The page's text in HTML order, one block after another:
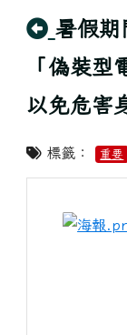
回上頁
暑假期
「偽裝型
以免危害
標籤： 重要